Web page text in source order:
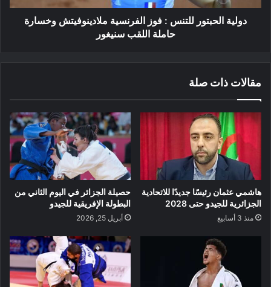
حاملة
اللقبدولية الحبتور للتنس : فوز الفرنسية ملادينوفيتش وخسارة
حاملة اللقب سنيغور
مقالات ذات صلة
هاشمي عثمان رئيسًا جديدًا للاتحادية
الجزائرية للجيدو حتى 2028
منذ 3 أسابيع
حصيلة الجزائر في اليوم الثاني من
البطولة الإفريقية للجيدو
أبريل 25, 2026